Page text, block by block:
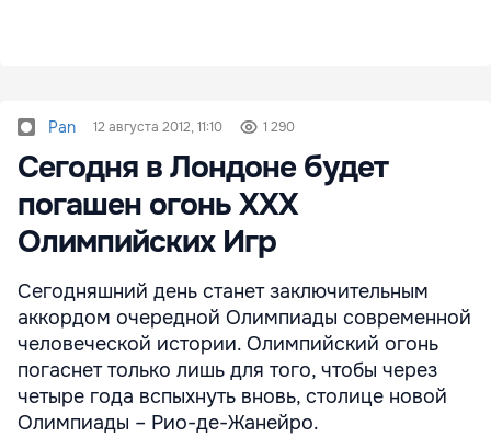
Pan 12 августа 2012, 11:10 1 290
Сегодня в Лондоне будет
погашен огонь ХХХ
Олимпийских Игр
Сегодняшний день станет заключительным
аккордом очередной Олимпиады современной
человеческой истории. Олимпийский огонь
погаснет только лишь для того, чтобы через
четыре года вспыхнуть вновь, столице новой
Олимпиады – Рио-де-Жанейро.